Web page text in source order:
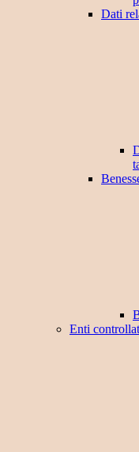
Dati
Enti